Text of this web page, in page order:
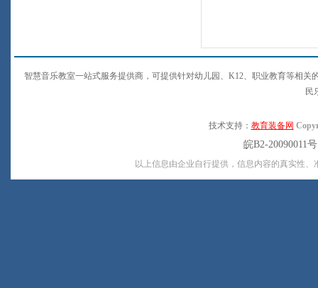
智慧音乐教室一站式服务提供商，可提供针对幼儿园、K12、职业教育等相
民
技术支持： 教育装备网
皖B2-20090011
以上信息由企业自行提供，信息内容的真实性